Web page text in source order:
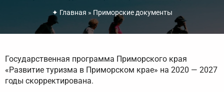
✦ Главная » Приморские документы
Государственная программа Приморского края
«Развитие туризма в Приморском крае» на 2020 — 2027
годы скорректирована.